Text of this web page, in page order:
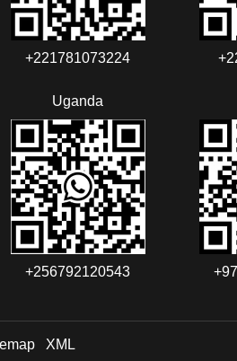
+221781073224‬‬
Uganda
+256792120543‬
XML